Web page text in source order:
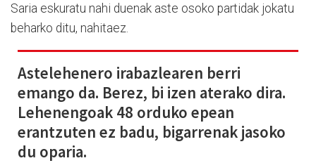
Saria eskuratu nahi duenak aste osoko partidak jokatu
beharko ditu, nahitaez.
Astelehenero irabazlearen berri
emango da. Berez, bi izen aterako dira.
Lehenengoak 48 orduko epean
erantzuten ez badu, bigarrenak jasoko
du oparia.